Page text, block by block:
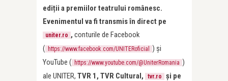
ediții a premiilor teatrului românesc.
Evenimentul va fi transmis în direct pe
uniter.ro , conturile de Facebook
( https://www.facebook.com/UNITERoficial
) și
YouTube ( https://www.youtube.com/@UniterRomania )
ale UNITER, TVR 1, TVR Cultural, tvr.ro
și pe